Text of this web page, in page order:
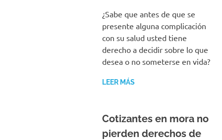
¿Sabe que antes de que se
presente alguna complicación
con su salud usted tiene
derecho a decidir sobre lo que
desea o no someterse en vida?
LEER MÁS
Cotizantes en mora no
pierden derechos de